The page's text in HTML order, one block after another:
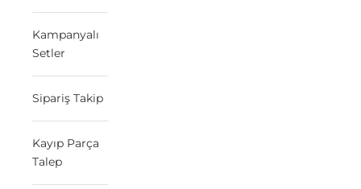
Kampanyalı
Setler
Sipariş Takip
Kayıp Parça
Talep